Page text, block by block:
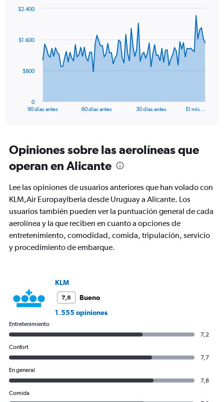
values.
to
data
The
Range:
91
categories.
The
chart
1
Y
axis
displaying
Range:
90 días antes 60 días antes 30 días antes El mis…
0
$800
$1.600
$2.400
Opiniones sobre las aerolíneas que
operan en Alicante
Lee las opiniones de usuarios anteriores que han volado con
KLM,Air EuropayIberia desde Uruguay a Alicante. Los
usuarios también pueden ver la puntuación general de cada
aerolínea y la que reciben en cuanto a opciones de
entretenimiento, comodidad, comida, tripulación, servicio
y procedimiento de embarque.
KLM
7,8
Bueno
1.555 opiniones
Entretenimiento
7,2
Confort
7,7
En general
7,8
Comida